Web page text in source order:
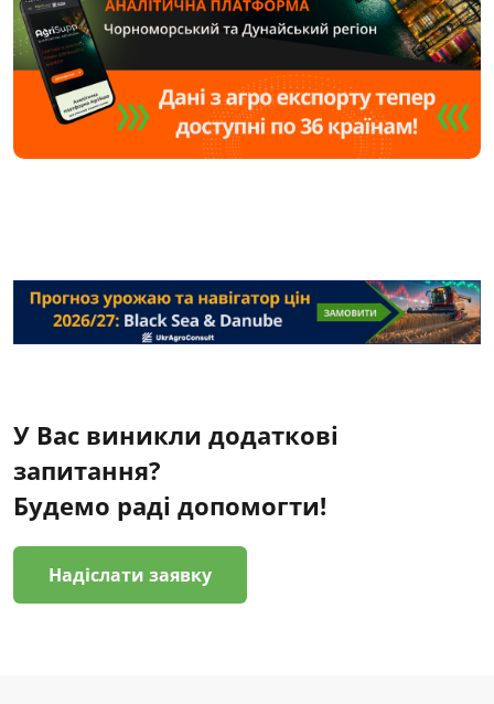
У Вас виникли додаткові
запитання?
Будемо раді допомогти!
Надіслати заявку